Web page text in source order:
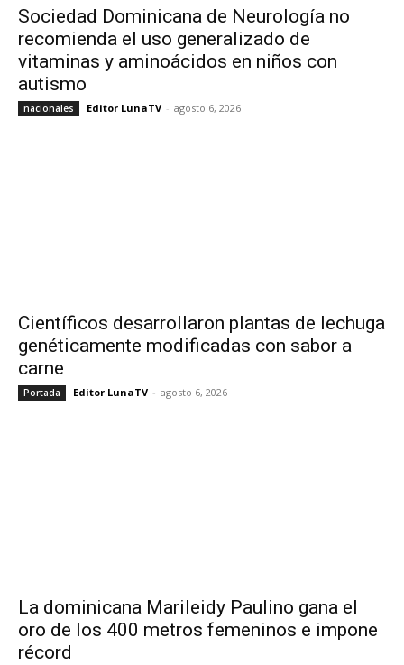
Sociedad Dominicana de Neurología no
recomienda el uso generalizado de
vitaminas y aminoácidos en niños con
autismo
nacionales Editor LunaTV - agosto 6, 2026
Científicos desarrollaron plantas de lechuga
genéticamente modificadas con sabor a
carne
Portada Editor LunaTV - agosto 6, 2026
La dominicana Marileidy Paulino gana el
oro de los 400 metros femeninos e impone
récord